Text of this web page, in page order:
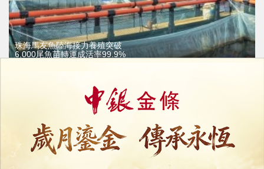
珠海馬友魚陸海接力養殖突破
6,000尾魚苗轉運成活率99.9%